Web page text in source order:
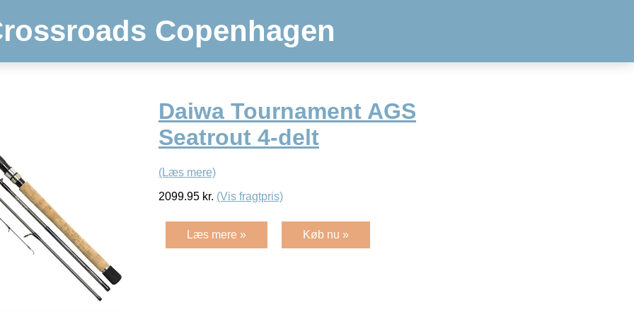
Copenhagen
Daiwa Tournament AGS
Seatrout 4-delt
(Læs mere)
2099.95 kr. (Vis fragtpris)
Læs mere » Køb nu »